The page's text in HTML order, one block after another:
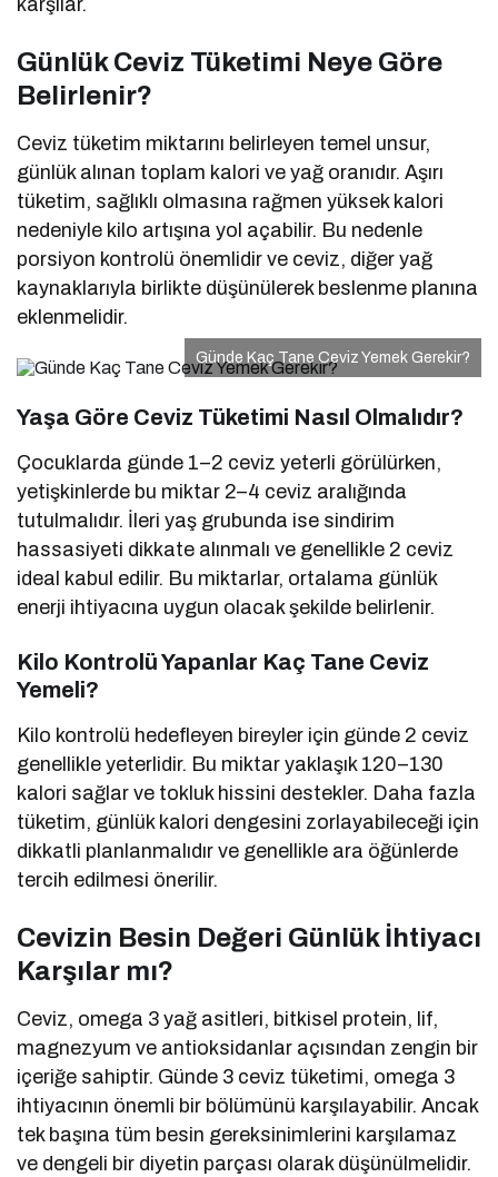
karşılar.
Günlük Ceviz Tüketimi Neye Göre
Belirlenir?
Ceviz tüketim miktarını belirleyen temel unsur,
günlük alınan toplam kalori ve yağ oranıdır. Aşırı
tüketim, sağlıklı olmasına rağmen yüksek kalori
nedeniyle kilo artışına yol açabilir. Bu nedenle
porsiyon kontrolü önemlidir ve ceviz, diğer yağ
kaynaklarıyla birlikte düşünülerek beslenme planına
eklenmelidir.
Günde Kaç Tane Ceviz Yemek Gerekir?
Yaşa Göre Ceviz Tüketimi Nasıl Olmalıdır?
Çocuklarda günde 1–2 ceviz yeterli görülürken,
yetişkinlerde bu miktar 2–4 ceviz aralığında
tutulmalıdır. İleri yaş grubunda ise sindirim
hassasiyeti dikkate alınmalı ve genellikle 2 ceviz
ideal kabul edilir. Bu miktarlar, ortalama günlük
enerji ihtiyacına uygun olacak şekilde belirlenir.
Kilo Kontrolü Yapanlar Kaç Tane Ceviz
Yemeli?
Kilo kontrolü hedefleyen bireyler için günde 2 ceviz
genellikle yeterlidir. Bu miktar yaklaşık 120–130
kalori sağlar ve tokluk hissini destekler. Daha fazla
tüketim, günlük kalori dengesini zorlayabileceği için
dikkatli planlanmalıdır ve genellikle ara öğünlerde
tercih edilmesi önerilir.
Cevizin Besin Değeri Günlük İhtiyacı
Karşılar mı?
Ceviz, omega 3 yağ asitleri, bitkisel protein, lif,
magnezyum ve antioksidanlar açısından zengin bir
içeriğe sahiptir. Günde 3 ceviz tüketimi, omega 3
ihtiyacının önemli bir bölümünü karşılayabilir. Ancak
tek başına tüm besin gereksinimlerini karşılamaz
ve dengeli bir diyetin parçası olarak düşünülmelidir.